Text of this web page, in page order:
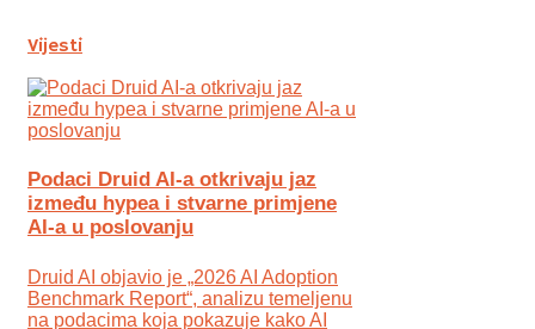
Vijesti
Podaci Druid AI-a otkrivaju jaz
između hypea i stvarne primjene
AI-a u poslovanju
Druid AI objavio je „2026 AI Adoption
Benchmark Report“, analizu temeljenu
na podacima koja pokazuje kako AI